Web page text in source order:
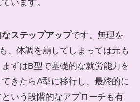
います。
ステップアップです。無理を
、体調を崩してしまっては元も
ずはB型で基礎的な就労能力を
きたらA型に移行し、最終的に
いう段階的なアプローチも有